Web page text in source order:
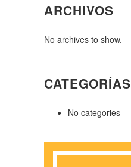
ARCHIVOS
No archives to show.
CATEGORÍAS
No categories